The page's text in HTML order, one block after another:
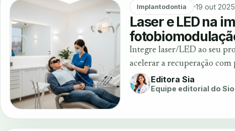
Implantodontia 19 out 2025
Laser e LED na
Integre laser/LED ao seu
acelerar a recuperação
Editora Sia
Equipe editorial do